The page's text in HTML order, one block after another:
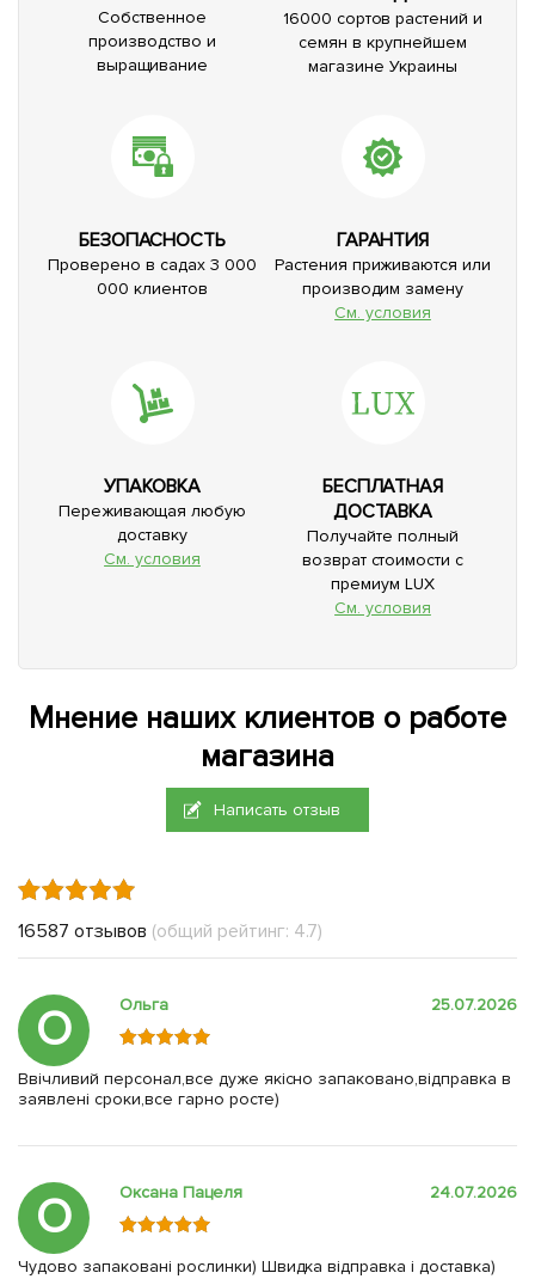
Собственное
производство и
выращивание
16000 сортов растений и
семян в крупнейшем
магазине Украины
БЕЗОПАСНОСТЬ
Проверено в садах 3 000
000 клиентов
ГАРАНТИЯ
Растения приживаются или
производим замену
См. условия
УПАКОВКА
Переживающая любую
доставку
См. условия
БЕСПЛАТНАЯ
ДОСТАВКА
Получайте полный
возврат стоимости с
премиум LUX
См. условия
Мнение наших клиентов о работе
магазина
Написать отзыв
16587 отзывов (общий рейтинг: 4.7)
О Ольга 25.07.2026
Ввічливий персонал,все дуже якісно запаковано,відправка в
заявлені сроки,все гарно росте)
О Оксана Пацеля 24.07.2026
Чудово запаковані рослинки) Швидка відправка і доставка)